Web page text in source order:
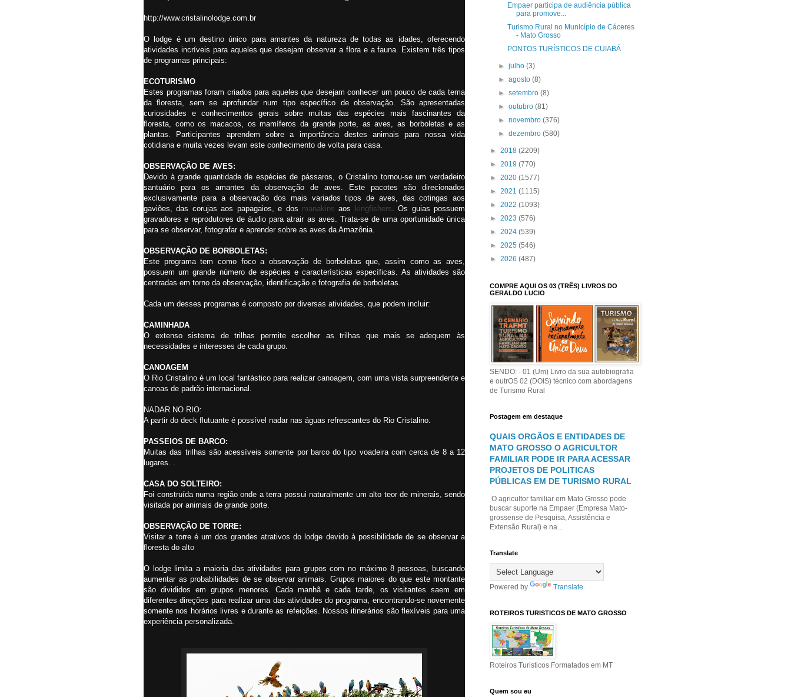
http://www.cristalinolodge.com.br
O lodge é um destino único para amantes da natureza de todas as idades, oferecendo
atividades incríveis para aqueles que desejam observar a flora e a fauna. Existem três tipos
de programas principais:
ECOTURISMO
Estes programas foram criados para aqueles que desejam conhecer um pouco de cada tema
da floresta, sem se aprofundar num tipo específico de observação. São apresentadas
curiosidades e conhecimentos gerais sobre muitas das espécies mais fascinantes da
floresta, como os macacos, os mamíferos da grande porte, as aves, as borboletas e as
plantas. Participantes aprendem sobre a importância destes animais para nossa vida
cotidiana e muita vezes levam este conhecimento de volta para casa.
OBSERVAÇÃO DE AVES:
Devido à grande quantidade de espécies de pássaros, o Cristalino tornou-se um verdadeiro
santuário para os amantes da observação de aves. Este pacotes são direcionados
exclusivamente para a observação dos mais variados tipos de aves, das cotingas aos
gaviões, das corujas aos papagaios, e dos manakins aos kingfishers. Os guias possuem
gravadores e reprodutores de áudio para atrair as aves. Trata-se de uma oportunidade única
para se observar, fotografar e aprender sobre as aves da Amazônia.
OBSERVAÇÃO DE BORBOLETAS:
Este programa tem como foco a observação de borboletas que, assim como as aves,
possuem um grande número de espécies e características específicas. As atividades são
centradas em torno da observação, identificação e fotografia de borboletas.
Cada um desses programas é composto por diversas atividades, que podem incluir:
CAMINHADA
O extenso sistema de trilhas permite escolher as trilhas que mais se adequem às
necessidades e interesses de cada grupo.
CANOAGEM
O Rio Cristalino é um local fantástico para realizar canoagem, com uma vista surpreendente e
canoas de padrão internacional.
NADAR NO RIO:
A partir do deck flutuante é possível nadar nas águas refrescantes do Rio Cristalino.
PASSEIOS DE BARCO:
Muitas das trilhas são acessíveis somente por barco do tipo voadeira com cerca de 8 a 12
lugares. .
CASA DO SOLTEIRO:
Foi construída numa região onde a terra possui naturalmente um alto teor de minerais, sendo
visitada por animais de grande porte.
OBSERVAÇÃO DE TORRE:
Visitar a torre é um dos grandes atrativos do lodge devido à possibilidade de se observar a
floresta do alto
O lodge limita a maioria das atividades para grupos com no máximo 8 pessoas, buscando
aumentar as probabilidades de se observar animais. Grupos maiores do que este montante
são divididos em grupos menores. Cada manhã e cada tarde, os visitantes saem em
diferentes direções para realizar uma das atividades do programa, encontrando-se novemente
somente nos horários livres e durante as refeições. Nossos itinerários são flexíveis para uma
experiência personalizada.
Empaer participa de audiência pública
para promove...
Turismo Rural no Município de Cáceres
- Mato Grosso
PONTOS TURÍSTICOS DE CUIABÁ
►julho(3)
►agosto(8)
►setembro(8)
►outubro(81)
►novembro(376)
►dezembro(580)
► 2018 (2209)
► 2019 (770)
► 2020 (1577)
► 2021 (1115)
► 2022 (1093)
► 2023 (576)
► 2024 (539)
► 2025 (546)
► 2026 (487)
COMPRE AQUI OS 03 (TRÊS) LIVROS DO
GERALDO LUCIO
SENDO: - 01 (Um) Livro da sua autobiografia
e outrOS 02 (DOIS) técnico com abordagens
de Turismo Rural
Postagem em destaque
QUAIS ORGÃOS E ENTIDADES DE
MATO GROSSO O AGRICULTOR
FAMILIAR PODE IR PARA ACESSAR
PROJETOS DE POLITICAS
PÚBLICAS EM DE TURISMO RURAL
O agricultor familiar em Mato Grosso pode
buscar suporte na Empaer (Empresa Mato-
grossense de Pesquisa, Assistência e
Extensão Rural) e na...
Translate
Powered by Translate
ROTEIROS TURISTICOS DE MATO GROSSO
Roteiros Turisticos Formatados em MT
Quem sou eu